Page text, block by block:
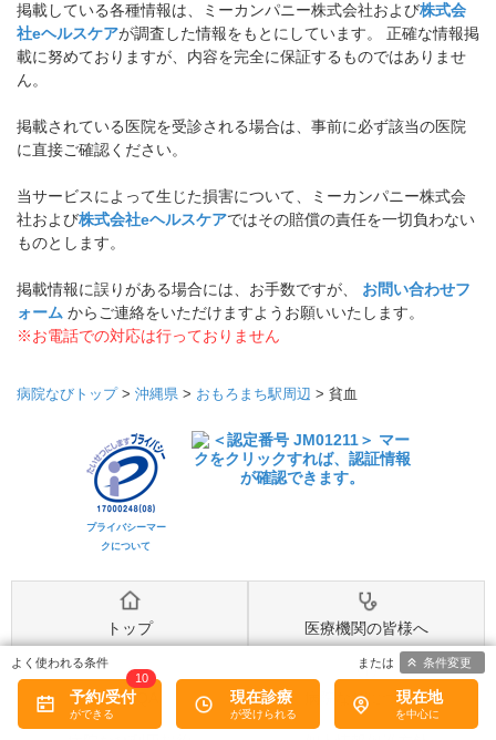
掲載している各種情報は、ミーカンパニー株式会社および株式会
社eヘルスケアが調査した情報をもとにしています。 正確な情報掲
載に努めておりますが、内容を完全に保証するものではありませ
ん。
掲載されている医院を受診される場合は、事前に必ず該当の医院
に直接ご確認ください。
当サービスによって生じた損害について、ミーカンパニー株式会
社および株式会社eヘルスケアではその賠償の責任を一切負わない
ものとします。
掲載情報に誤りがある場合には、お手数ですが、 お問い合わせフ
ォーム からご連絡をいただけますようお願いいたします。
※お電話での対応は行っておりません
病院なびトップ> 沖縄県 > おもろまち駅周辺 > 貧血
プライバシーマー
クについて
トップ 医療機関の皆様へ
MediQA 病院なびについて
予約/受付
10
現在診療 現在地
条件変更